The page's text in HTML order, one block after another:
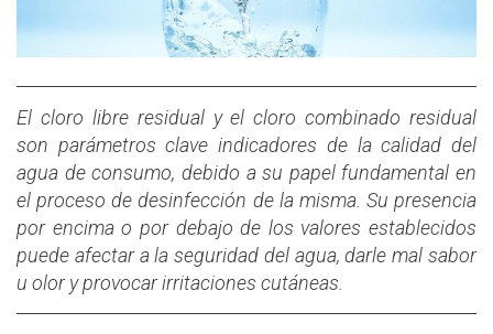
El cloro libre residual y el cloro combinado residual
son parámetros clave indicadores de la calidad del
agua de consumo, debido a su papel fundamental en
el proceso de desinfección de la misma. Su presencia
por encima o por debajo de los valores establecidos
puede afectar a la seguridad del agua, darle mal sabor
u olor y provocar irritaciones cutáneas.